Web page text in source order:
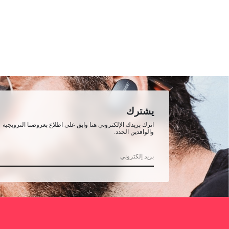
يشترك
اترك بريدك الإلكتروني هنا وابق على اطلاع بعروضنا الترويجية
والوافدين الجدد.